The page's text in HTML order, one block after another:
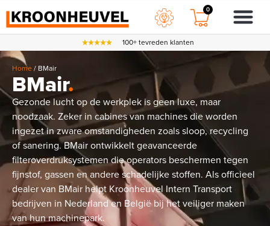
0
100+ tevreden klanten
Home/ BMair
BMair.
Gezonde lucht op de werkplek is geen luxe, maar
noodzaak. Zeker in cabines van machines die worden
ingezet in zware omstandigheden zoals sloop, recycling
of sanering. BMair ontwikkelt geavanceerde
filteroverdruksystemen die operators beschermen tegen
fijnstof, gassen en andere schadelijke stoffen. Als officieel
dealer van BMair helpt Kroonheuvel Intern Transport
bedrijven in Nederland en België bij het veiliger maken
van hun machinepark.